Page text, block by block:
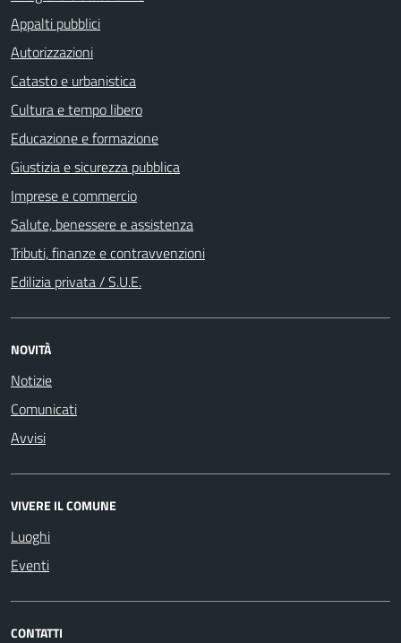
Appalti pubblici
Autorizzazioni
Catasto e urbanistica
Cultura e tempo libero
Educazione e formazione
Giustizia e sicurezza pubblica
Imprese e commercio
Salute, benessere e assistenza
Tributi, finanze e contravvenzioni
Edilizia privata / S.U.E.
NOVITÀ
Notizie
Comunicati
Avvisi
VIVERE IL COMUNE
Luoghi
Eventi
CONTATTI